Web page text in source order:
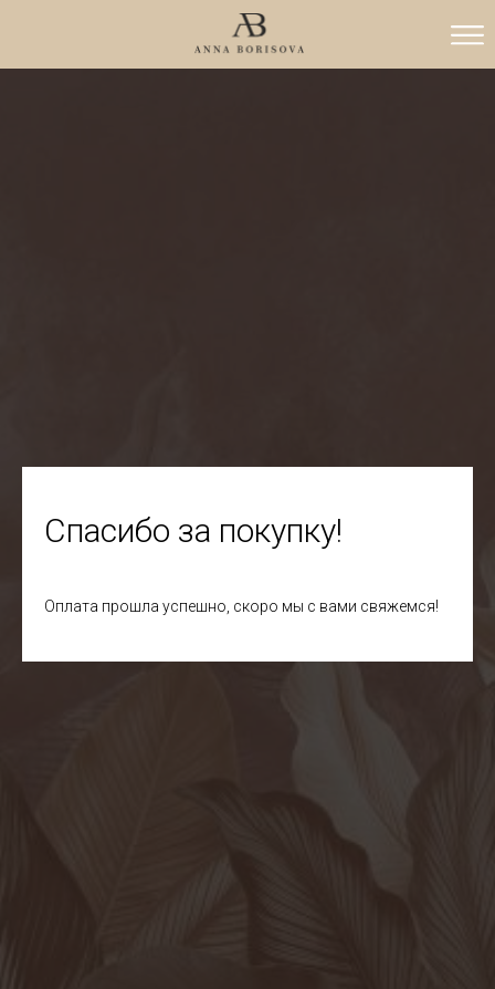
Спасибо за покупку!
Оплата прошла успешно, скоро мы с вами свяжемся!